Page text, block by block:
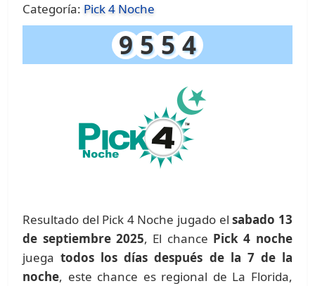
Categoría: Pick 4 Noche
9 5 5 4
Resultado del Pick 4 Noche jugado elsabado 13
de septiembre 2025, El chance Pick 4 noche
juegatodos los días después de la 7 de la
noche, este chance es regional de La Florida,